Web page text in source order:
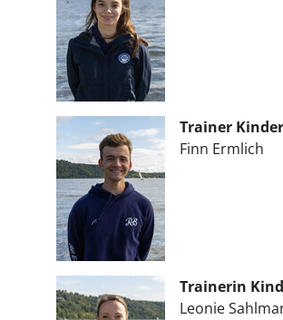
Trainer Kinder
Finn Ermlich
Trainerin
Leonie